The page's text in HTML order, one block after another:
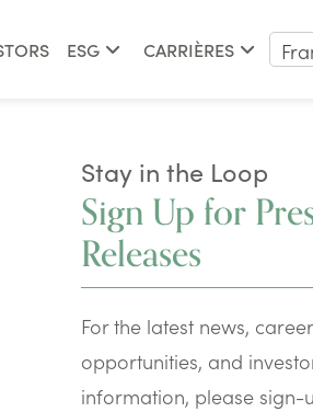
ESG CARRIÈRES
Stay in the Loop
Sign Up for
Releases
For the latest news,
opportunities, and
information, please sign-